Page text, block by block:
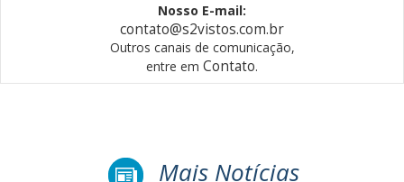
Nosso E-mail:
contato@s2vistos.com.br
Outros canais de comunicação,
entre em Contato.
Mais Notícias